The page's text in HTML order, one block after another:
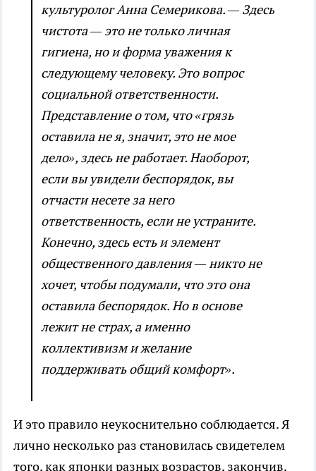
культуролог Анна Семерикова. — Здесь
чистота — это не только личная
гигиена, но и форма уважения к
следующему человеку. Это вопрос
социальной ответственности.
Представление о том, что «грязь
оставила не я, значит, это не мое
дело», здесь не работает. Наоборот,
если вы увидели беспорядок, вы
отчасти несете за него
ответственность, если не устраните.
Конечно, здесь есть и элемент
общественного давления — никто не
хочет, чтобы подумали, что это она
оставила беспорядок. Но в основе
лежит не страх, а именно
коллективизм и желание
поддерживать общий комфорт».
И это правило неукоснительно соблюдается. Я
лично несколько раз становилась свидетелем
того, как японки разных возрастов, закончив,